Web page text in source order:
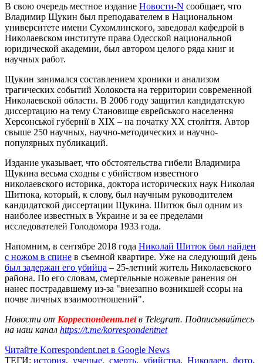
В свою очередь местное издание Новости-N сообщает, что
Владимир Щукин был преподавателем в Национальном
университете имени Сухомлинского, заведовал кафедрой в
Николаевском институте права Одесской национальной
юридической академии, был автором целого ряда книг и
научных работ.
Щукин занимался составлением хроники и анализом
трагических событий Холокоста на территории современной
Николаевской области. В 2006 году защитил кандидатскую
диссертацию на тему Становище єврейського населення
Херсонської губернії в ХІХ – на початку ХХ століття. Автор
свыше 250 научных, научно-методических и научно-
популярных публикаций.
Издание указывает, что обстоятельства гибели Владимира
Щукина весьма сходны с убийством известного
николаевского историка, доктора исторических наук Николая
Шитюка, который, к слову, был научным руководителем
кандидатской диссертации Щукина. Шитюк был одним из
наиболее известных в Украине и за ее пределами
исследователей Голодомора 1933 года.
Напомним, в сентябре 2018 года Николай Шитюк был найден
с ножом в спине в съемной квартире. Уже на следующий день
был задержан его убийца – 25-летний житель Николаевского
района. По его словам, смертельные ножевые ранения он
нанес пострадавшему из-за "внезапно возникшей ссоры на
почве личных взаимоотношений".
Новости от Корреспондент.netв Telegram. Подписывайтесь
на наш канал https://t.me/korrespondentnet
Читайте Korrespondent.net в Google News
ТЕГИ: история, ученые, смерть, убийства, Николаев, фото,